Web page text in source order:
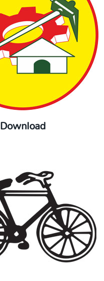
Download